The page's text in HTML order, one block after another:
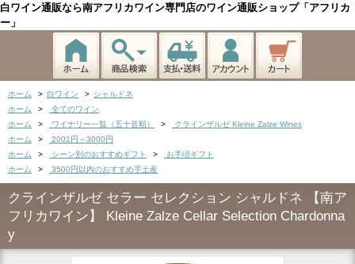
白ワイン通販なら南アフリカワイン専門店のワイン通販ショップ「アフリカ
ー」
ホーム > 白ワイン > シャルドネ
ホーム
>
全てのワイン
ホーム
> ワイナリー一覧（五十音順） >
クラインザルゼ Kleine Zalze Wines
ホーム
>
2001円～3000円
ホーム
> シーン別のおすすめギフト >
お手頃ギフト
ホーム
> 3500円以内のおすすめ手土産
クラインザルゼ セラー セレクション シャルドネ 【南ア
フリカワイン】 Kleine Zalze Cellar Selection Chardonna
y